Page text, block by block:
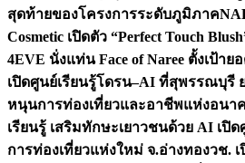
สุดท้ายของโครงการระดับภูมิภาค
Cosmetic เปิดตัว “Perfect Touch
4EVE นั่งแท่น Face of Naree ตั้งเป้าย
เปิดศูนย์เรียนรู้โดรน–AI ที่สุพรรณบุรี
หนุนการท่องเที่ยวและอาชีพแห่งอนา
เรียนรู้ เสริมทักษะเยาวชนด้วย AI เปิ
การท่องเที่ยวแห่งใหม่ จ.อ่างทองวช.